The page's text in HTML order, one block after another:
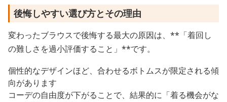
後悔しやすい選び方とその理由
変わったブラウスで後悔する最大の原因は、**「着回し
の難しさを過小評価すること」**です。
個性的なデザインほど、合わせるボトムスが限定される傾
向があります
コーデの自由度が下がることで、結果的に「着る機会がな